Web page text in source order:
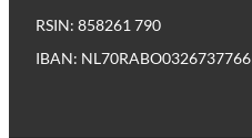
RSIN: 858261 790
IBAN: NL70RABO0326737766